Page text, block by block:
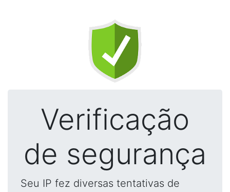
Verificação
de segurança
Seu IP fez diversas tentativas de